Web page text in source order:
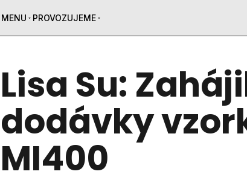
MENU PROVOZUJEME
Lisa Su:
dodávky
MI400